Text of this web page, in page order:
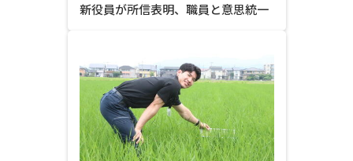
新役員が所信表明、職員と意思統一